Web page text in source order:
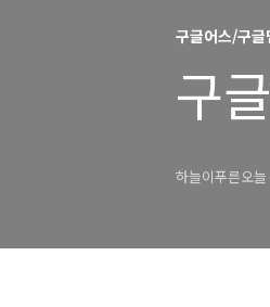
구글어스/구글
구
하늘이푸른오늘